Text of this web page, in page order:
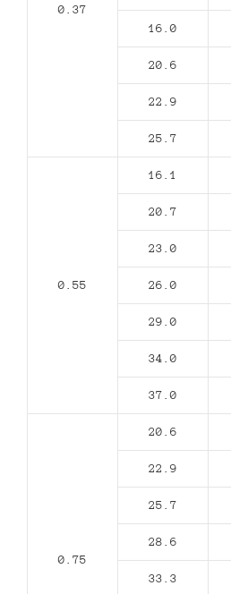
0.37
16.0
20.6
22.9
25.7
0.55
16.1
20.7
23.0
26.0
29.0
34.0
37.0
0.75
20.6
22.9
25.7
28.6
33.3